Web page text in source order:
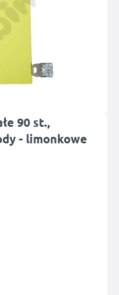
90 st.,
- limonkowe